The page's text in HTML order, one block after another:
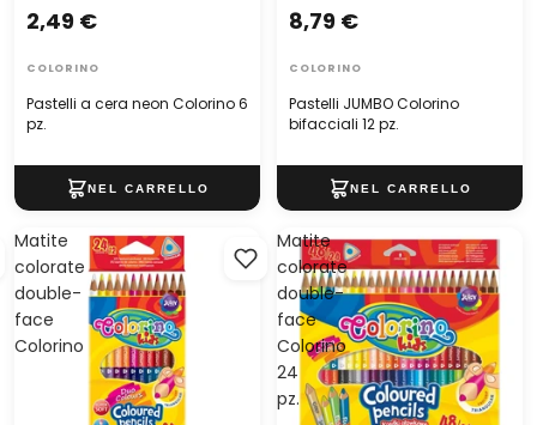
Pastelli a cera neon Colorino 6
pz.
2,49 €
COLORINO
Pastelli JUMBO Colorino
bifacciali 12 pz.
8,79 €
COLORINO
Matite
colorate
double-
face
Colorino
Matite
colorate
double-
face
Colorino
24
pz.